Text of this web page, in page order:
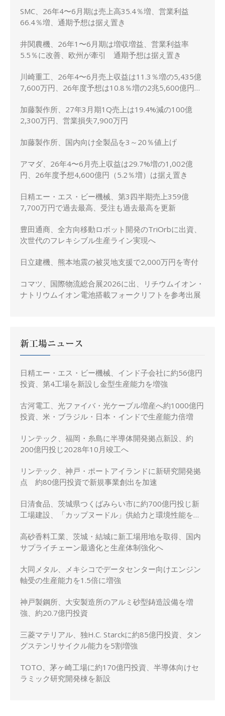
SMC、26年4〜6月期は売上高35.4％増、営業利益
66.4％増、通期予想は据え置き
井関農機、26年1〜6月期は増収増益、営業利益率
5.5％に改善、欧州が牽引 通期予想は据え置き
川崎重工、26年4〜6月売上収益は11.3％増の5,435億
7,600万円、26年度予想は10.8％増の2兆5,600億円に
加藤製作所、27年3月期1Q売上は19.4%減の100億
2,300万円、営業損失7,900万円
加藤製作所、国内向け全製品を3～20％値上げ
アマダ、26年4〜6月売上収益は29.7%増の1,002億
円、26年度予想4,600億円（5.2％増）は据え置き
日精エー・エス・ビー機械、第3四半期売上359億
7,700万円で過去最高、受注も過去最高を更新
豊田通商、全方向移動ロボット開発のTriOrbに出資、
次世代のフレキシブル生産ライン実現へ
日立建機、熊本地震の被災地支援で2,000万円を寄付
コマツ、国際物流総合展2026に出、リチウムイオン・
ナトリウムイオン電池搭載フォークリフトを参考出展
新工場ニュース
日精エー・エス・ビー機械、インド子会社に約56億円
投資、第4工場を新設し金型生産能力を増強
古河電工、光ファイバ・光ケーブル増産へ約1000億円
投資、米・ブラジル・日本・インドで生産能力倍増
リンテック、福岡・糸島に半導体開発拠点新設、約
200億円投じ2028年10月竣工へ
リンテック、神戸・ポートアイランドに新研究開発拠
点 約80億円投資で新規事業創出を加速
日清食品、茨城県つくばみらい市に約700億円投じ新
工場建設、「カップヌードル」供給力と環境性能を強
高砂香料工業、茨城・結城に新工場用地を取得、国内
サプライチェーン最適化と生産体制強化へ
大同メタル、メキシコでデータセンター向けエンジン
軸受の生産能力を1.5倍に増強
神戸製鋼所、大安製造所のアルミ砂型鋳造設備を増
強、約20.7億円投資
三菱マテリアル、独H.C. Starckに約85億円投資、タン
グステンリサイクル能力を5割増強
TOTO、茅ヶ崎工場に約170億円投資、半導体向けセ
ラミック研究開発棟を新設